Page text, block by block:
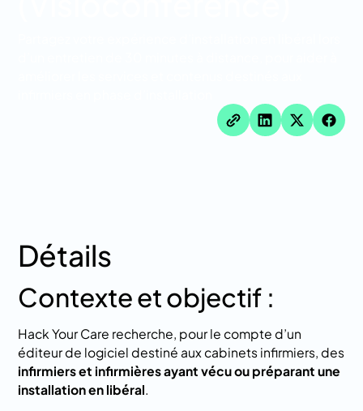
Détails
Contexte et objectif :
Hack Your Care recherche, pour le compte d’un
éditeur de logiciel destiné aux cabinets infirmiers, des
infirmiers et infirmières ayant vécu ou préparant une
installation en libéral.